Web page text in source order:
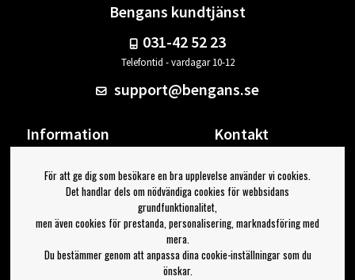
Bengans kundtjänst
031-42 52 23
Telefontid - vardagar 10-12
support@bengans.se
Information
Om Bengans
FAQ / Köp- & Leveransvillkor
Kontakt
Din sida
Logga ut
Jag vill ha tips från Bengans
För att ge dig som besökare en bra upplevelse använder vi cookies.
Det handlar dels om nödvändiga cookies för webbsidans
grundfunktionalitet,
men även cookies för prestanda, personalisering, marknadsföring med
mera.
Du bestämmer genom att anpassa dina cookie-inställningar som du
önskar.